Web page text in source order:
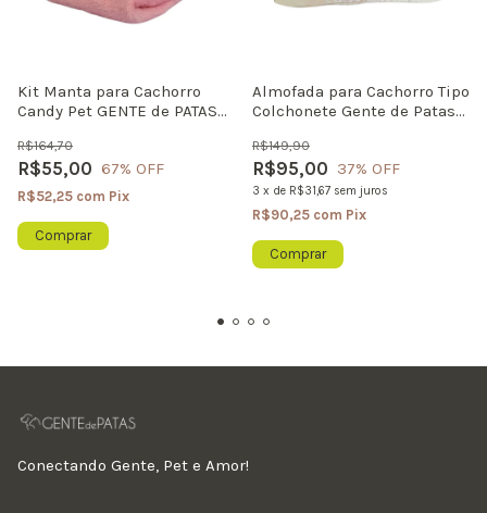
Kit Manta para Cachorro
Candy Pet GENTE de PATAS
R$55,00
R$164,70
67% OFF
R$52,25 com Pix
Almofada para Cachorro Tipo
Colchonete Gente de Patas
R$95,00
R$149,90
37% OFF
3 x de R$31,67 sem juros
R$90,25 com Pix
Comprar
Conectando Gente, Pet e Amor!